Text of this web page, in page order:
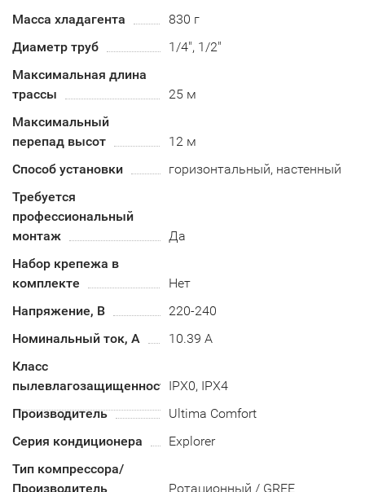
Масса хладагента
830 г
Диаметр труб
1/4", 1/2"
Максимальная длина
трассы
25 м
Максимальный
перепад высот
12 м
Способ установки
горизонтальный, настенный
Требуется
профессиональный
монтаж
Да
Набор крепежа в
комплекте
Нет
Напряжение, В
220-240
Номинальный ток, А
10.39 А
Класс
пылевлагозащищенностиIPX0, IPX4
Производитель
Ultima Comfort
Серия кондиционера
Explorer
Тип компрессора/
Производитель
Ротационный / GREE